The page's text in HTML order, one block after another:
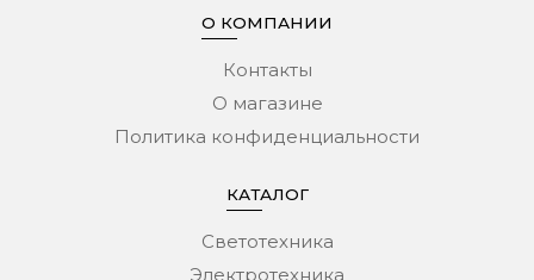
О КОМПАНИИ
Контакты
О магазине
Политика конфиденциальности
КАТАЛОГ
Светотехника
Электротехника